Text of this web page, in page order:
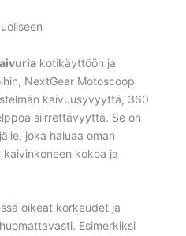
kotikäyttöön ja
NextGear Motoscoop
kaivuusyvyyttä, 360
siirrettävyyttä. Se on
joka haluaa oman
kokoa ja
oikeat korkeudet ja
Esimerkiksi